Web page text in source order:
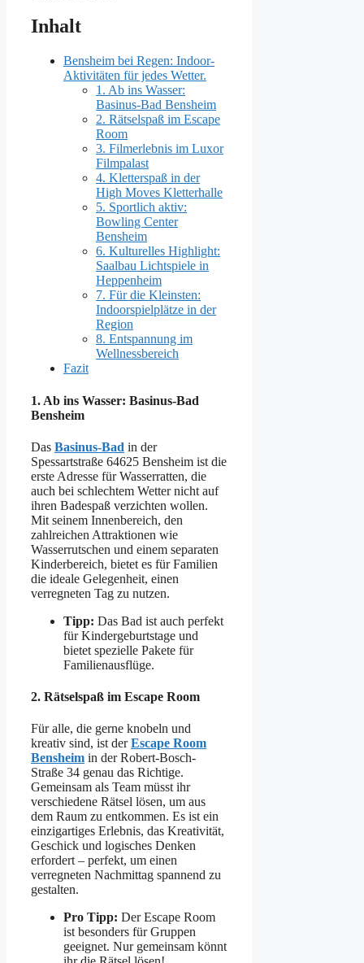
Inhalt
Bensheim bei Regen: Indoor-
Aktivitäten für jedes Wetter.
1. Ab ins Wasser:
Basinus-Bad Bensheim
2. Rätselspaß im Escape
Room
3. Filmerlebnis im Luxor
Filmpalast
4. Kletterspaß in der
High Moves Kletterhalle
5. Sportlich aktiv:
Bowling Center
Bensheim
6. Kulturelles Highlight:
Saalbau Lichtspiele in
Heppenheim
7. Für die Kleinsten:
Indoorspielplätze in der
Region
8. Entspannung im
Wellnessbereich
Fazit
1. Ab ins Wasser: Basinus-Bad
Bensheim
Das Basinus-Bad in der
Spessartstraße 64625 Bensheim ist die
erste Adresse für Wasserratten, die
auch bei schlechtem Wetter nicht auf
ihren Badespaß verzichten wollen.
Mit seinem Innenbereich, den
zahlreichen Attraktionen wie
Wasserrutschen und einem separaten
Kinderbereich, bietet es für Familien
die ideale Gelegenheit, einen
verregneten Tag zu nutzen.
Tipp: Das Bad ist auch perfekt
für Kindergeburtstage und
bietet spezielle Pakete für
Familienausflüge.
2. Rätselspaß im Escape Room
Für alle, die gerne knobeln und
kreativ sind, ist derEscape Room
Bensheim in der Robert-Bosch-
Straße 34 genau das Richtige.
Gemeinsam als Team müsst ihr
verschiedene Rätsel lösen, um aus
dem Raum zu entkommen. Es ist ein
einzigartiges Erlebnis, das Kreativität,
Geschick und logisches Denken
erfordert – perfekt, um einen
verregneten Nachmittag spannend zu
gestalten.
Pro Tipp: Der Escape Room
ist besonders für Gruppen
geeignet. Nur gemeinsam könnt